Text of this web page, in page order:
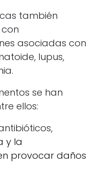
también
con
asociadas con
lupus,
se han
ellos:
y la
provocar daños